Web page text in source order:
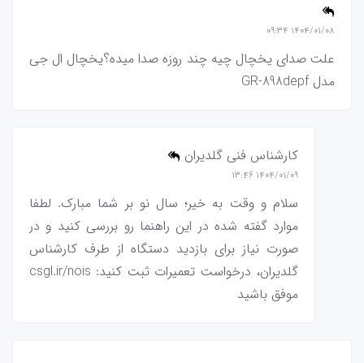
۱۴۰۴/۰۱/۰۸ ۰۹:۳۴
علت صدای یخچال چیه چند روزه صدا میده؟یخچال ال جی
مدل GR-898depf
کارشناس فنی گلدیران
۱۴۰۴/۰۱/۰۹ ۱۳:۴۶
سلام و وقت به خیر؛ سال نو بر شما مبارک. لطفا
موارد گفته شده در این راهنما رو بررسی کنید و در
صورت نیاز برای بازدید دستگاه از طرف کارشناس
گلدیران، درخواست تعمیرات ثبت کنید: csgl.ir/nois
موفق باشید